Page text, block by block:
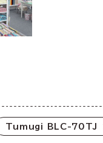
Tumugi BLC-70TJ